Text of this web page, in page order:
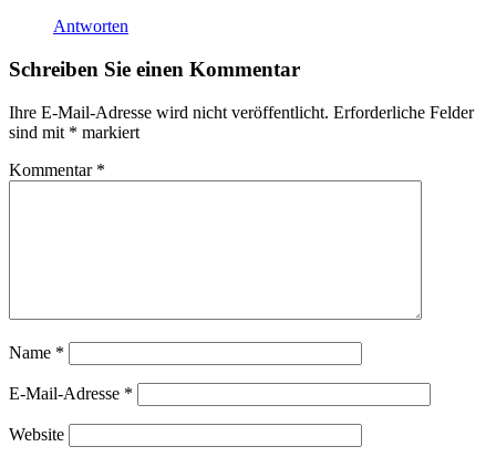
Antworten
Schreiben Sie einen Kommentar
Ihre E-Mail-Adresse wird nicht veröffentlicht. Erforderliche Felder
sind mit * markiert
Kommentar *
Name *
E-Mail-Adresse *
Website